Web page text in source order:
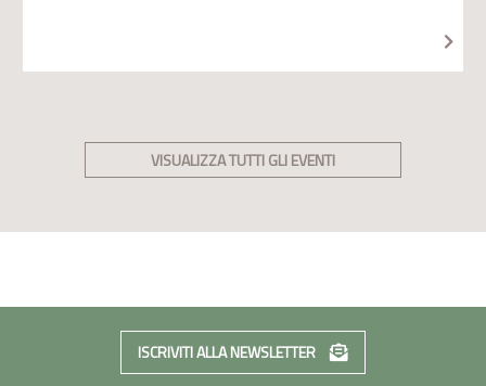
VISUALIZZA TUTTI GLI EVENTI
ISCRIVITI ALLA NEWSLETTER